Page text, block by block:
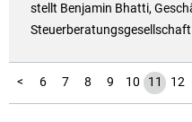
stellt Benjamin Bhatti,
<
1
2
3
4
5 6 7 8 9 10 11 12
16
17
18
19
20
21